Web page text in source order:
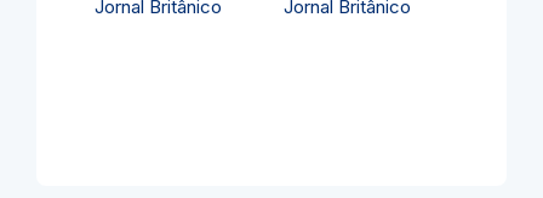
Jornal Britânico